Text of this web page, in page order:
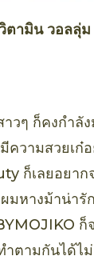
ตามิน วอลลุ่
าวๆ ก็คงกำลั
ความสวยเก๋
ก็เลยอยาก
มหางม้าน่ารั
ก็
ตามกันได้ไ